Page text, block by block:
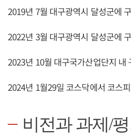
2019년 7월 대구광역시 달성군에
2022년 3월 대구광역시 달성군에
2023년 10월 대구국가산업단지 내
2024년 1월29일 코스닥에서 코스
비전과 과제/